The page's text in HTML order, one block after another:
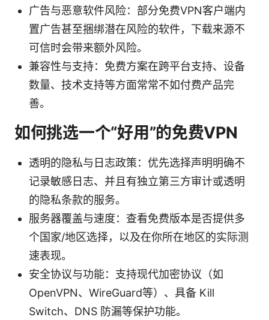
广告与恶意软件风险：部分免费VPN客户端内
置广告甚至捆绑潜在风险的软件，下载来源不
可信时会带来额外风险。
兼容性与支持：免费方案在跨平台支持、设备
数量、技术支持等方面常常不如付费产品完
善。
如何挑选一个“好用”的免费VPN
透明的隐私与日志政策：优先选择声明明确不
记录敏感日志、并且有独立第三方审计或透明
的隐私条款的服务。
服务器覆盖与速度：查看免费版本是否提供多
个国家/地区选择，以及在你所在地区的实际测
速表现。
安全协议与功能：支持现代加密协议（如
OpenVPN、WireGuard等）、具备 Kill
Switch、DNS 防漏等保护功能。